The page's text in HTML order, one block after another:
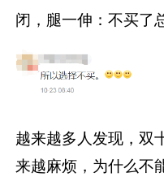
闭，腿一伸：不买了
越来越多人发现，双
来越麻烦，为什么不